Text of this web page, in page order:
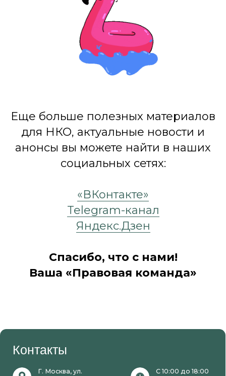
Еще больше полезных материалов
для НКО, актуальные новости и
анонсы вы можете найти в наших
социальных сетях:
«ВКонтакте»
Telegram-канал
Яндекс.Дзен
Спасибо, что с нами!
Ваша «Правовая команда»